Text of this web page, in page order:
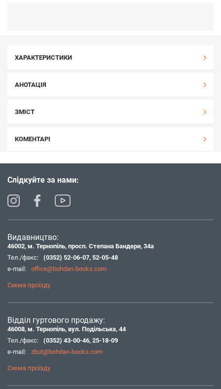
ХАРАКТЕРИСТИКИ
АНОТАЦІЯ
ЗМІСТ
КОМЕНТАРІ
Слідкуйте за нами:
Видавництво:
46002, м. Тернопіль, просп. Степана Бандери, 34а
Тел./факс:
(0352) 52-06-07, 52-05-48
e-mail:
office@bohdan-books.com
Схема проїзду
Відділ гуртового продажу:
46008, м. Тернопіль, вул. Подільська, 44
Тел./факс:
(0352) 43-00-46, 25-18-09
e-mail:
zbut@bohdan-books.com
Схема проїзду